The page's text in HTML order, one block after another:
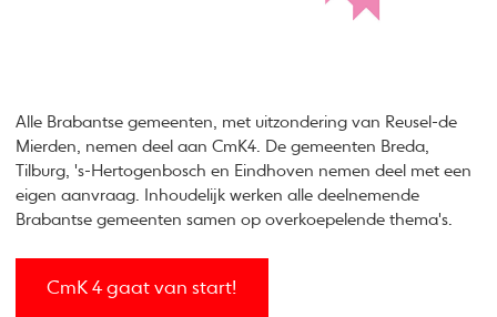
Alle Brabantse gemeenten, met uitzondering van Reusel-de
Mierden, nemen deel aan CmK4. De gemeenten Breda,
Tilburg, 's-Hertogenbosch en Eindhoven nemen deel met een
eigen aanvraag. Inhoudelijk werken alle deelnemende
Brabantse gemeenten samen op overkoepelende thema's.
CmK 4 gaat van start!